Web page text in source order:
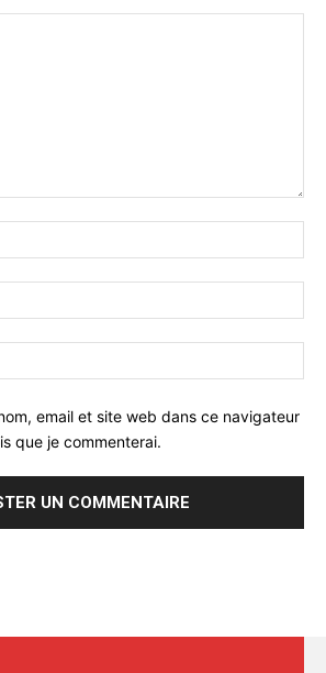
email et site web dans ce navigateur
que je commenterai.